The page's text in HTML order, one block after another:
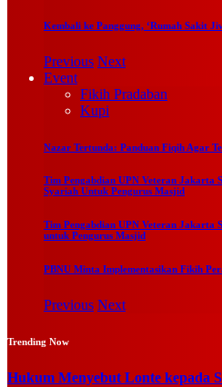
Kembali ke Panggung, ‘Rumah Sakit
Previous Next
Event
Fikih Pradaban
Kupi
Nazar Tertunda: Panduan Fiqih Agar
Tim Pengabdian UPN Veteran Jakarta
Syariah Untuk Pengurus Masjid
Tim Pengabdian UPN Veteran Jakarta
untuk Pengurus Masjid
PBNU Minta Implementasikan Fikih
Previous Next
Trending Now
Hukum Menyebut Lonte kepada